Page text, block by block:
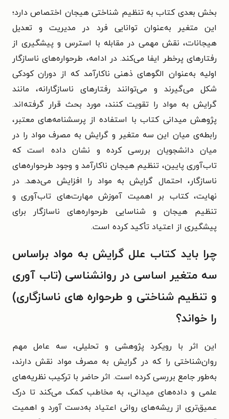
بخش بعدی کتاب به تنظیم شناختی هیجان اختصاص دارد؛
این متغیر به‌عنوان توانایی فرد در مدیریت و تعدیل
هیجانات، نقش مهمی در مقابله با استرس و پیشگیری از
رفتارهای پرخطر ایفا می‌کند. در ادامه، طرحواره‌های ناسازگار
اولیه به‌عنوان الگوهای ذهنی ناکارآمد که از دوران کودکی
شکل می‌گیرند و می‌توانند رفتارهای ناسازگارانه، مانند
گرایش به مواد را تقویت کنند، مورد بحث قرار گرفته‌اند.
پژوهش میدانی کتاب با استفاده از پرسشنامه‌های معتبر،
رابطه‌ی میان این سه متغیر و گرایش به مصرف مواد را در
میان دانشجویان بررسی کرده و نشان داده است که
تاب‌آوری پایین، تنظیم هیجان ناکارآمد و وجود طرحواره‌های
ناسازگار، احتمال گرایش به مواد را افزایش می‌دهد. در
نهایت، کتاب بر اهمیت آموزش مهارت‌های تاب‌آوری و
تنظیم هیجان و شناسایی طرحواره‌های ناسازگار برای
پیشگیری از اعتیاد تأکید کرده است.
چرا باید کتاب علل گرایش به مواد براساس
سه متغیر اساسی در روانشناسی (تاب آوری
و تنظیم شناختی و طرحواره های ناسازگاری)
را خواند؟
این اثر با رویکرد پژوهشی و تحلیلی، سه عامل مهم
روان‌شناختی را که در گرایش به مصرف مواد نقش دارند،
به‌طور جامع بررسی کرده است. اثر حاضر با ترکیب نظریه‌های
علمی و داده‌های میدانی، به مخاطب کمک می‌کند تا درک
عمیق‌تری از ریشه‌های روانی اعتیاد به‌دست آورد و اهمیت